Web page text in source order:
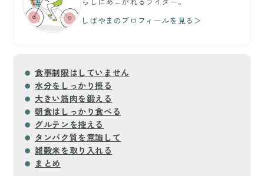
しばやまのプロフィールを見る＞
食事制限はしていません
水分をしっかり摂る
大きい筋肉を鍛える
朝食はしっかり食べる
グルテンを控える
タンパク質を意識して
雑穀米を取り入れる
まとめ